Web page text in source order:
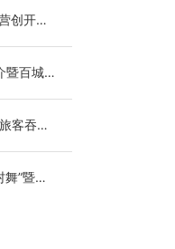
创开门
暨百城千
客吞吐
”暨望